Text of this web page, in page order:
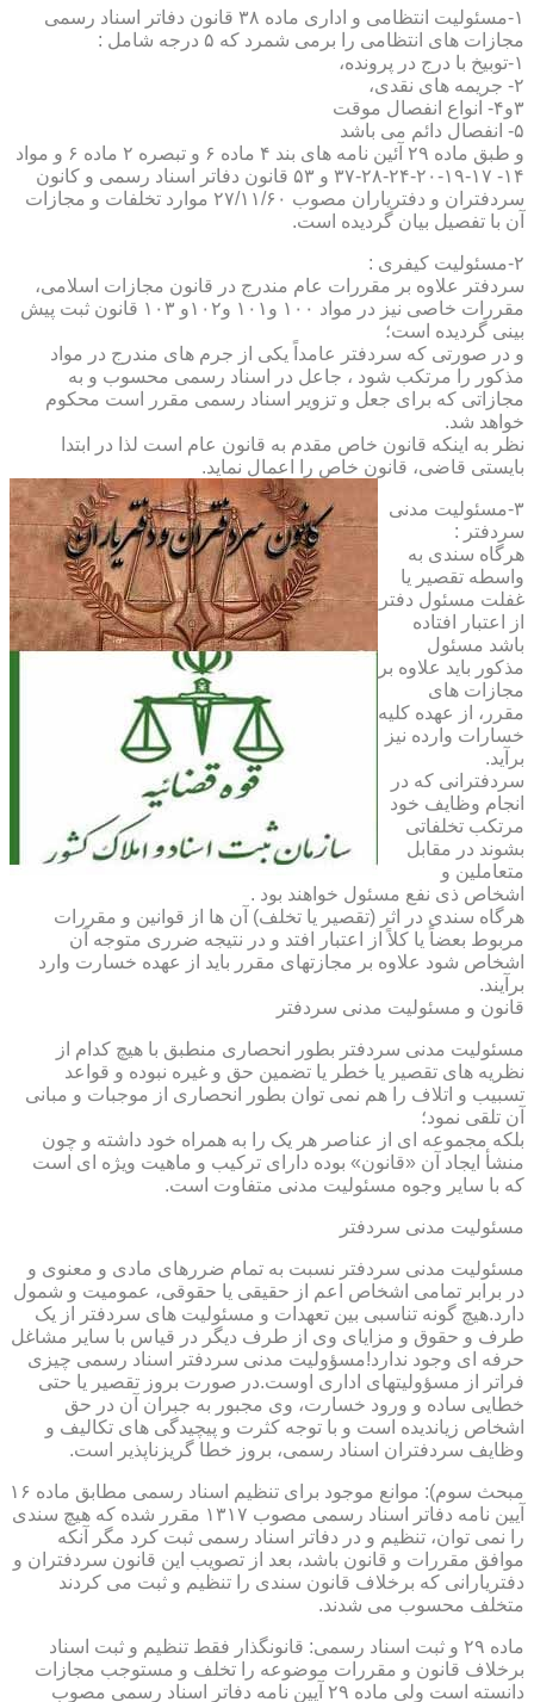
۱-مسئولیت انتظامی و اداری ماده ۳۸ قانون دفاتر اسناد رسمی
مجازات های انتظامی را برمی شمرد که ۵ درجه شامل :
۱-توبیخ با درج در پرونده،
۲- جریمه های نقدی،
۳و۴- انواع انفصال موقت
۵- انفصال دائم می باشد
و طبق ماده ۲۹ آئین نامه های بند ۴ ماده ۶ و تبصره ۲ ماده ۶ و مواد
۱۴- ۱۷-۱۹-۲۰-۲۴-۲۸-۳۷ و ۵۳ قانون دفاتر اسناد رسمی و کانون
سردفتران و دفتریاران مصوب ۲۷/۱۱/۶۰ موارد تخلفات و مجازات
آن با تفصیل بیان گردیده است.
۲-مسئولیت کیفری :
سردفتر علاوه بر مقررات عام مندرج در قانون مجازات اسلامی،
مقررات خاصی نیز در مواد ۱۰۰ و۱۰۱ و۱۰۲و ۱۰۳ قانون ثبت پیش
بینی گردیده است؛
و در صورتی که سردفتر عامداً یکی از جرم های مندرج در مواد
مذکور را مرتکب شود ، جاعل در اسناد رسمی محسوب و به
مجازاتی که برای جعل و تزویر اسناد رسمی مقرر است محکوم
خواهد شد.
نظر به اینکه قانون خاص مقدم به قانون عام است لذا در ابتدا
بایستی قاضی، قانون خاص را اعمال نماید.
۳-مسئولیت مدنی
سردفتر :
هرگاه سندی به
واسطه تقصیر یا
غفلت مسئول دفتر
از اعتبار افتاده
باشد مسئول
مذکور باید علاوه بر
مجازات های
مقرر، از عهده کلیه
خسارات وارده نیز
برآید.
سردفترانی که در
انجام وظایف خود
مرتکب تخلفاتی
بشوند در مقابل
متعاملین و
اشخاص ذی نفع مسئول خواهند بود .
هرگاه سندی در اثر (تقصیر یا تخلف) آن ها از قوانین و مقررات
مربوط بعضاً یا کلاً از اعتبار افتد و در نتیجه ضرری متوجه آن
اشخاص شود علاوه بر مجازتهای مقرر باید از عهده خسارت وارد
برآیند.
قانون و مسئولیت مدنی سردفتر
مسئولیت مدنی سردفتر بطور انحصاری منطبق با هیچ کدام از
نظریه های تقصیر یا خطر یا تضمین حق و غیره نبوده و قواعد
تسبیب و اتلاف را هم نمی توان بطور انحصاری از موجبات و مبانی
آن تلقی نمود؛
بلکه مجموعه ای از عناصر هر یک را به همراه خود داشته و چون
منشأ ایجاد آن «قانون» بوده دارای ترکیب و ماهیت ویژه ای است
که با سایر وجوه مسئولیت مدنی متفاوت است.
مسئولیت مدنی سردفتر
مسئولیت مدنی سردفتر نسبت به تمام ضررهای مادی و معنوی و
در برابر تمامی اشخاص اعم از حقیقی یا حقوقی، عمومیت و شمول
دارد.هیچ گونه تناسبی بین تعهدات و مسئولیت های سردفتر از یک
طرف و حقوق و مزایای وی از طرف دیگر در قیاس با سایر مشاغل
حرفه ای وجود ندارد!مسؤولیت مدنی سردفتر اسناد رسمی چیزی
فراتر از مسؤولیتهای اداری اوست.در صورت بروز تقصیر یا حتی
خطایی ساده و ورود خسارت، وی مجبور به جبران آن در حق
اشخاص زیاندیده است و با توجه کثرت و پیچیدگی های تکالیف و
وظایف سردفتران اسناد رسمی، بروز خطا گریزناپذیر است.
مبحث سوم): موانع موجود برای تنظیم اسناد رسمی مطابق ماده ۱۶
آیین نامه دفاتر اسناد رسمی مصوب ۱۳۱۷ مقرر شده که هیچ سندی
را نمی توان، تنظیم و در دفاتر اسناد رسمی ثبت کرد مگر آنکه
موافق مقررات و قانون باشد، بعد از تصویب این قانون سردفتران و
دفتریارانی که برخلاف قانون سندی را تنظیم و ثبت می کردند
متخلف محسوب می شدند.
ماده ۲۹ و ثبت اسناد رسمی: قانونگذار فقط تنظیم و ثبت اسناد
برخلاف قانون و مقررات موضوعه را تخلف و مستوجب مجازات
دانسته است ولی ماده ۲۹ آیین نامه دفاتر اسناد رسمی مصوب